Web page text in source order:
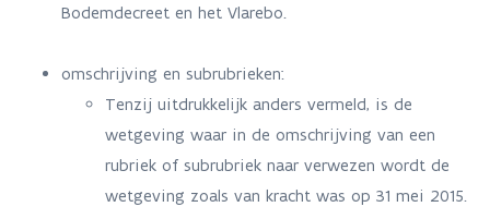
Bodemdecreet en het Vlarebo.
omschrijving en subrubrieken:
Tenzij uitdrukkelijk anders vermeld, is de
wetgeving waar in de omschrijving van een
rubriek of subrubriek naar verwezen wordt de
wetgeving zoals van kracht was op 31 mei 2015.